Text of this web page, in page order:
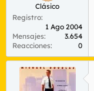
e
a
Clásico
Registro
1 Ago 2004
Mensajes
3.654
Reacciones
0